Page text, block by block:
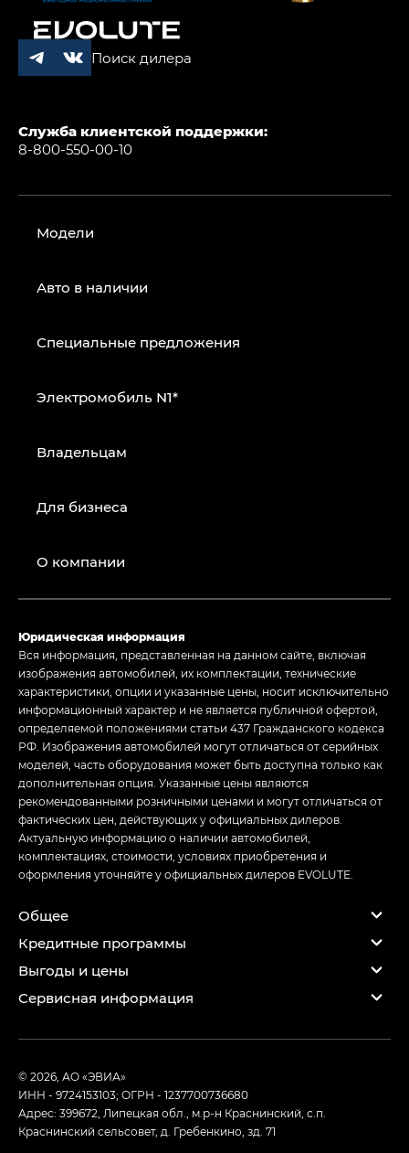
Поиск дилера
Служба клиентской поддержки:
8-800-550-00-10
Модели
Авто в наличии
Специальные предложения
Электромобиль N1*
Владельцам
Для бизнеса
О компании
Юридическая информация
Вся информация, представленная на данном сайте, включая
изображения автомобилей, их комплектации, технические
характеристики, опции и указанные цены, носит исключительно
информационный характер и не является публичной офертой,
определяемой положениями статьи 437 Гражданского кодекса
РФ. Изображения автомобилей могут отличаться от серийных
моделей, часть оборудования может быть доступна только как
дополнительная опция. Указанные цены являются
рекомендованными розничными ценами и могут отличаться от
фактических цен, действующих у официальных дилеров.
Актуальную информацию о наличии автомобилей,
комплектациях, стоимости, условиях приобретения и
оформления уточняйте у официальных дилеров EVOLUTE.
Общее
Кредитные программы
Выгоды и цены
Сервисная информация
© 2026, АО «ЭВИА»
ИНН - 9724153103; ОГРН - 1237700736680
Адрес: 399672, Липецкая обл., м.р-н Краснинский, с.п.
Краснинский сельсовет, д. Гребенкино, зд. 71